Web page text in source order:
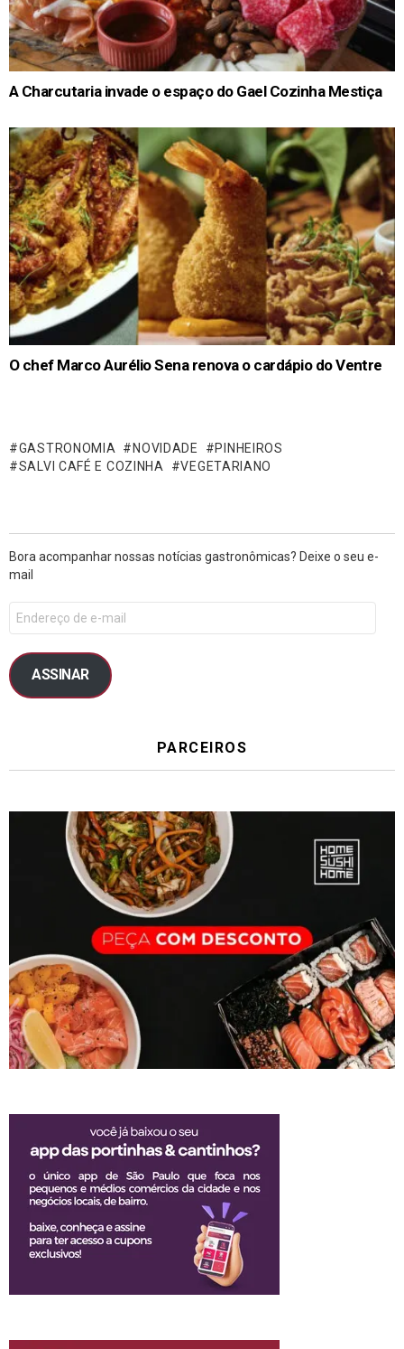
A Charcutaria invade o espaço do Gael Cozinha Mestiça
O chef Marco Aurélio Sena renova o cardápio do Ventre
GASTRONOMIA NOVIDADE
PINHEIROS
SALVI CAFÉ E COZINHA
VEGETARIANO
Bora acompanhar nossas notícias gastronômicas? Deixe o seu e-
mail
ASSINAR
PARCEIROS